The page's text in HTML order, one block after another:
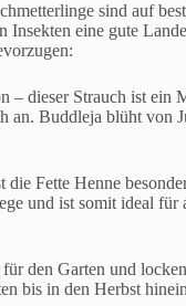
sind auf
eine gute
– dieser Strauch ist ein
an. Buddleja blüht von
Fette Henne
und ist somit ideal für
den Garten und
bis in den Herbst